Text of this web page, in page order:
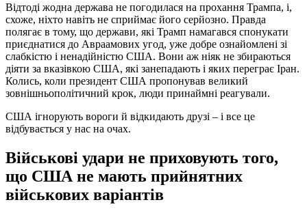
Відтоді жодна держава не погодилася на прохання Трампа, і,
схоже, ніхто навіть не сприймає його серйозно. Правда
полягає в тому, що держави, які Трамп намагався спонукати
приєднатися до Авраамових угод, уже добре ознайомлені зі
слабкістю і ненадійністю США. Вони аж ніяк не збираються
діяти за вказівкою США, які занепадають і яких переграє Іран.
Колись, коли президент США пропонував великий
зовнішньополітичний крок, люди принаймні реагували.
США ігнорують вороги й відкидають друзі – і все це
відбувається у нас на очах.
Військові удари не приховують того,
що США не мають прийнятних
військових варіантів